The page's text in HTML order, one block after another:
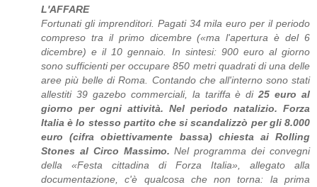
L'AFFARE
Fortunati gli imprenditori. Pagati 34 mila euro per il periodo
compreso tra il primo dicembre («ma l'apertura è del 6
dicembre) e il 10 gennaio. In sintesi: 900 euro al giorno
sono sufficienti per occupare 850 metri quadrati di una delle
aree più belle di Roma. Contando che all'interno sono stati
allestiti 39 gazebo commerciali, la tariffa è di25 euro al
giorno per ogni attività. Nel periodo natalizio. Forza
Italia è lo stesso partito che si scandalizzò per gli 8.000
euro (cifra obiettivamente bassa) chiesta ai Rolling
Stones al Circo Massimo.Nel programma dei convegni
della «Festa cittadina di Forza Italia», allegato alla
documentazione, c'è qualcosa che non torna: la prima